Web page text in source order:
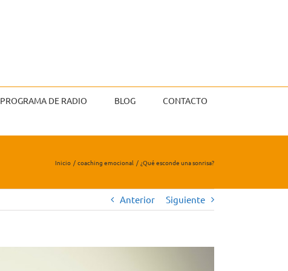
PROGRAMA DE RADIO BLOG CONTACTO
Inicio coaching emocional ¿Qué esconde una sonrisa?
Anterior Siguiente